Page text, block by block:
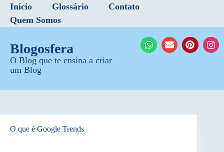
Início Glossário
Contato
Quem Somos
Blogosfera
O Blog que te ensina a criar
um Blog
O que é Google Trends